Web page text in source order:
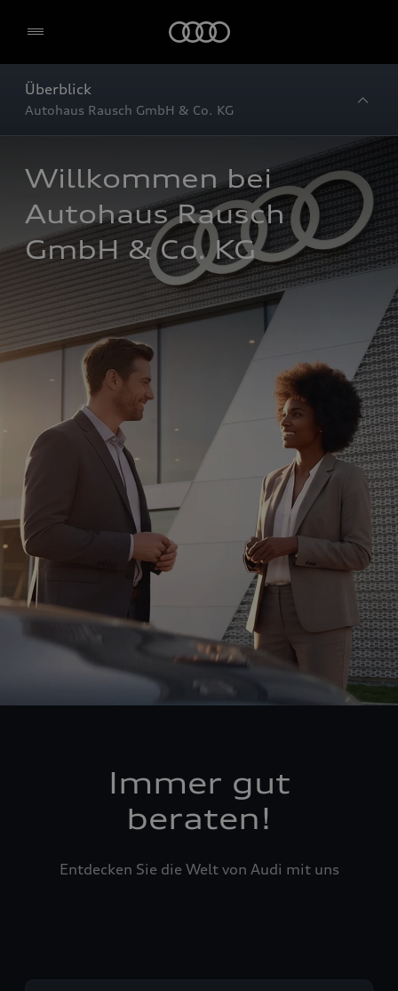
Überblick
Autohaus Rausch GmbH & Co. KG
Willkommen bei
Autohaus Rausch
GmbH & Co. KG
Immer gut
beraten!
Entdecken Sie die Welt von Audi mit uns